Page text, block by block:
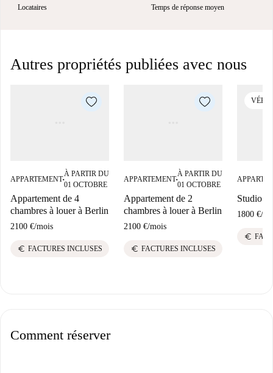
Locataires Temps de réponse moyen
Autres propriétés publiées avec nous
APPARTEMENT■
À PARTIR DU
01 OCTOBRE
Appartement de 4
chambres à louer à Berlin
2100 €/mois
euro FACTURES INCLUSES
APPARTEMENT■
À PARTIR DU
01 OCTOBRE
Appartement de 2
chambres à louer à Berlin
2100 €/mois
euro FACTURES INCLUSES
Studio à
1800 €/
euro
Comment réserver